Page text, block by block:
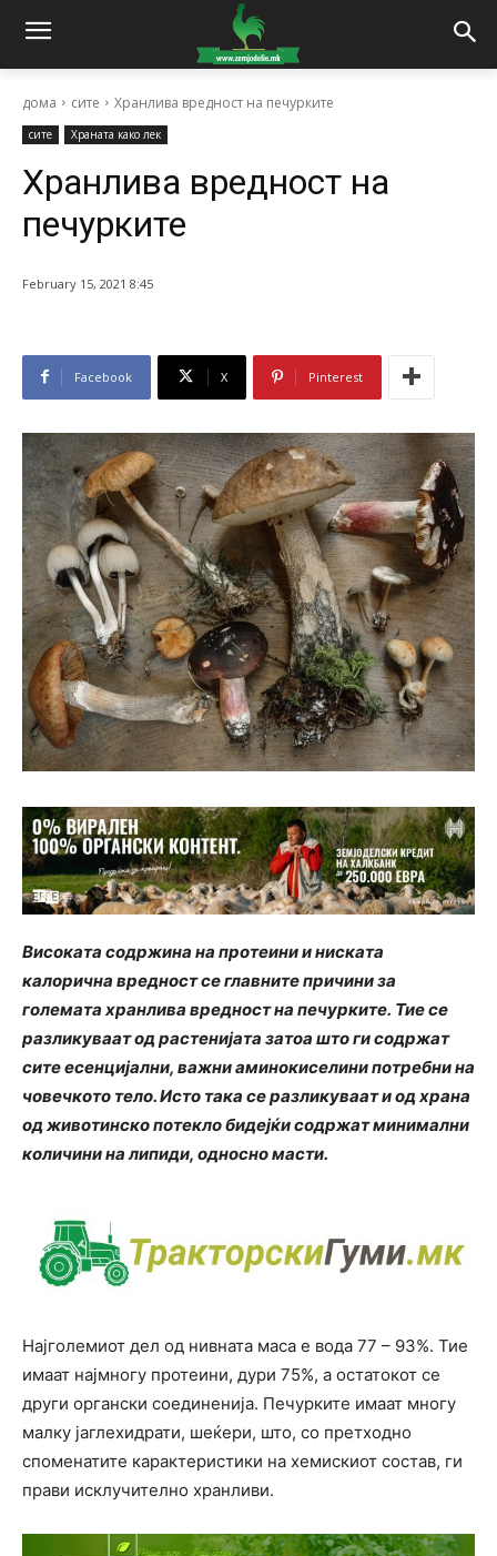
дома сите Хранлива вредност на печурките
сите Храната како лек
Хранлива вредност на
печурките
February 15, 2021 8:45
Facebook X Pinterest
Високата содржина на протеини и ниската
калорична вредност се главните причини за
големата хранлива вредност на печурките. Тие се
разликуваат од растенијата затоа што ги содржат
сите есенцијални, важни аминокиселини потребни на
човечкото тело. Исто така се разликуваат и од храна
од животинско потекло бидејќи содржат минимални
количини на липиди, односно масти.
Најголемиот дел од нивната маса е вода 77 – 93%. Тие
имаат најмногу протеини, дури 75%, а остатокот се
други органски соединенија. Печурките имаат многу
малку јаглехидрати, шеќери, што, со претходно
споменатите карактеристики на хемискиот состав, ги
прави исклучително хранливи.